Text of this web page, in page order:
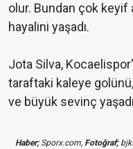
olur. Bundan çok keyif
hayalini yaşadı.
Jota Silva,
taraftaki kaleye
ve büyük sevinç
Haber;Sporx.com, Fotoğraf;